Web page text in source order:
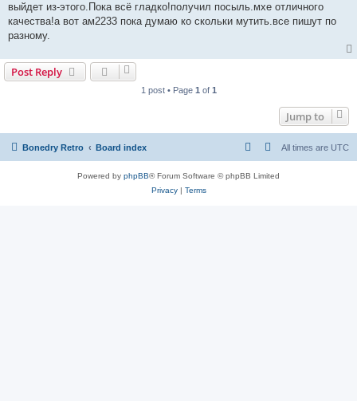
выйдет из-этого.Пока всё гладко!получил посыль.мхе отличного
качества!а вот ам2233 пока думаю ко скольки мутить.все пишут по
разному.
Post Reply
1 post • Page 1 of 1
Jump to
Bonedry Retro Board index All times are UTC
Powered by phpBB® Forum Software © phpBB Limited
Privacy| Terms